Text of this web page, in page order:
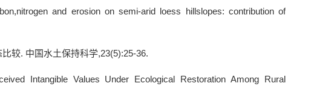
and erosion on semi-arid loess hillslopes: contribution of
比较. 中国水土保持科学,23(5):25-36.
Intangible Values Under Ecological Restoration Among Rural